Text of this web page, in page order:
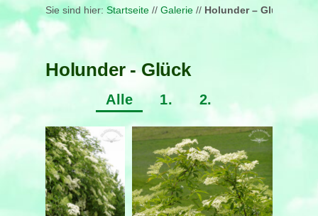
Sie sind hier: Startseite // Galerie // Holunder – Glück
Holunder - Glück
Alle 1. 2.